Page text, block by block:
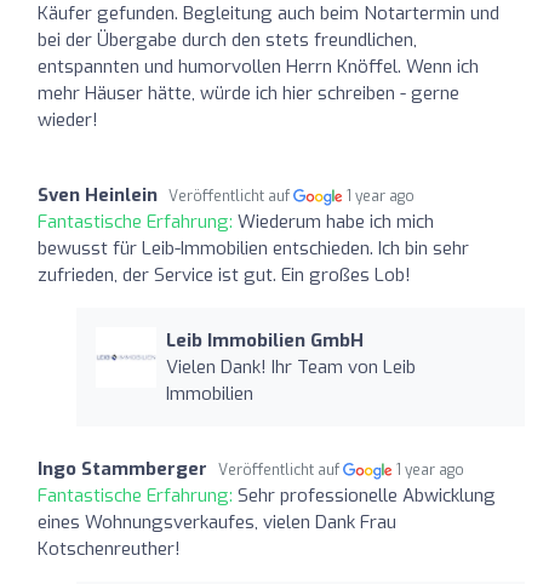
Käufer gefunden. Begleitung auch beim Notartermin und
bei der Übergabe durch den stets freundlichen,
entspannten und humorvollen Herrn Knöffel. Wenn ich
mehr Häuser hätte, würde ich hier schreiben - gerne
wieder!
Sven Heinlein Veröffentlicht auf 1 year ago
Fantastische Erfahrung: Wiederum habe ich mich
bewusst für Leib-Immobilien entschieden. Ich bin sehr
zufrieden, der Service ist gut. Ein großes Lob!
Leib Immobilien GmbH
Vielen Dank! Ihr Team von Leib
Immobilien
Ingo Stammberger Veröffentlicht auf 1 year ago
Fantastische Erfahrung: Sehr professionelle Abwicklung
eines Wohnungsverkaufes, vielen Dank Frau
Kotschenreuther!